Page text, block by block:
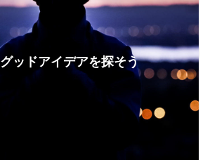
グッドアイデアを探そう